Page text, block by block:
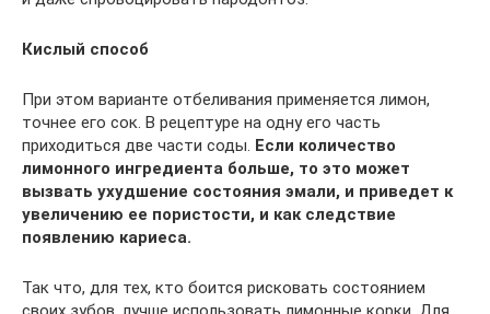
Кислый способ
При этом варианте отбеливания применяется лимон,
точнее его сок. В рецептуре на одну его часть
приходиться две части соды. Если количество
лимонного ингредиента больше, то это может
вызвать ухудшение состояния эмали, и приведет к
увеличению ее пористости, и как следствие
появлению кариеса.
Так что, для тех, кто боится рисковать состоянием